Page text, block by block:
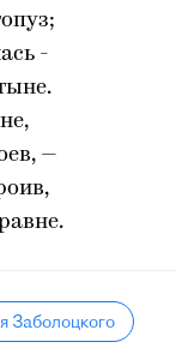
-
—
Заболоцкого